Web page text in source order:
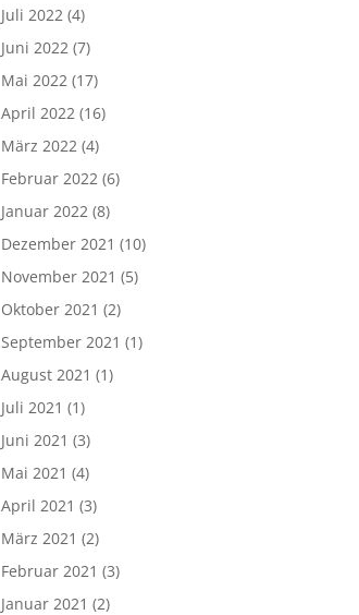
Juli 2022 (4)
Juni 2022 (7)
Mai 2022 (17)
April 2022 (16)
März 2022 (4)
Februar 2022 (6)
Januar 2022 (8)
Dezember 2021 (10)
November 2021 (5)
Oktober 2021 (2)
September 2021 (1)
August 2021 (1)
Juli 2021 (1)
Juni 2021 (3)
Mai 2021 (4)
April 2021 (3)
März 2021 (2)
Februar 2021 (3)
Januar 2021 (2)